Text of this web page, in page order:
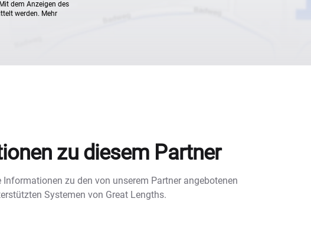
dem Anzeigen des
werden. Mehr
zu diesem Partner
Informationen zu den von unserem Partner angebotenen
Systemen von Great Lengths.